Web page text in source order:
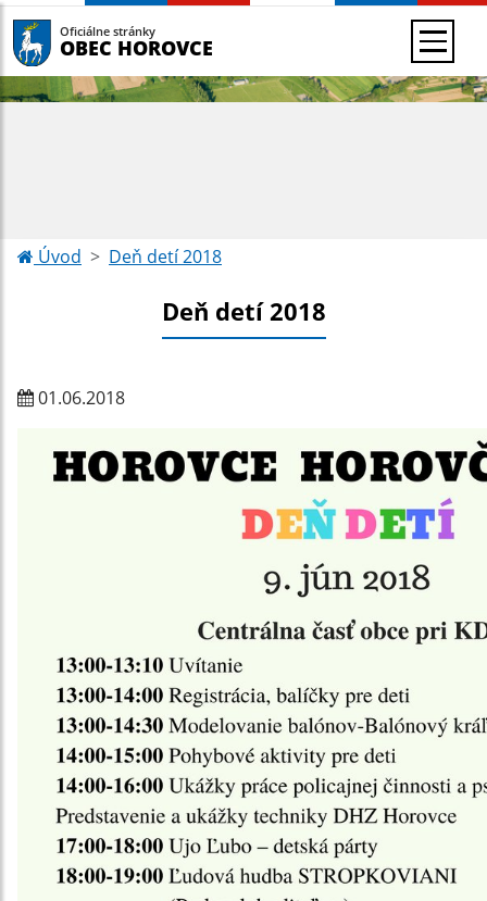
Oficiálne stránky
OBEC HOROVCE
Úvod Deň detí 2018
Deň detí 2018
01.06.2018